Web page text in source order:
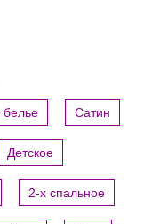
белье Сатин
Детское
2-х спальное